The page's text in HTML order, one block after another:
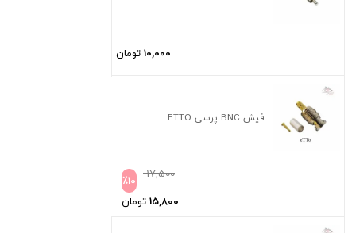
10,000تومان
فیش BNC پرسی ETTO
٪10 17,500
15,800تومان